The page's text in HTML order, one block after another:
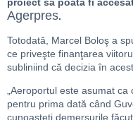
proiect să poată fi
Agerpres.
Totodată, Marcel Boloş a
ce priveşte finanţarea
subliniind că decizia în
„Aeroportul este asumat
pentru prima dată când
cunoaşteţi demersurile